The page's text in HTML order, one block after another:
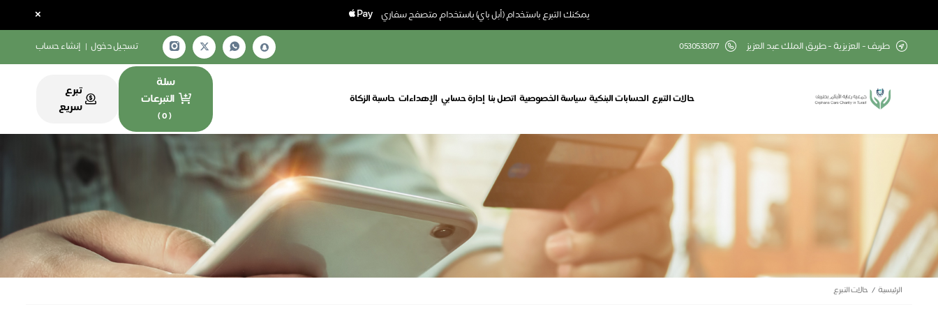
يمكنك التبرع باستخدام (أبل باي) باستخدام متصفح سفاري ×
طریف - العزيزية - طریق الملك عبد العزيز 0530533077 تسجيل دخول | إنشاء حساب
حالات التبرع الحسابات البنكية سياسة الخصوصية اتصل بنا إدارة حسابي الإهداءات حاسبة الزكاة
سلة
التبرعات
(
0
)
تبرع
سريع
الرئيسية حالات التبرع